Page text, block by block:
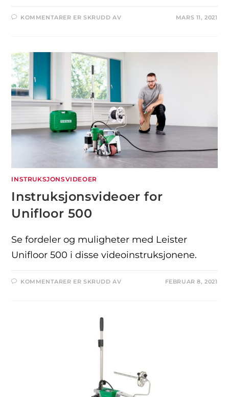
KOMMENTARER ER SKRUDD AV MARS 11, 2021
INSTRUKSJONSVIDEOER
Instruksjonsvideoer for
Unifloor 500
Se fordeler og muligheter med Leister
Unifloor 500 i disse videoinstruksjonene.
KOMMENTARER ER SKRUDD AV FEBRUAR 8, 2021